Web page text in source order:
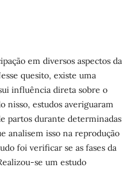
em diversos aspectos da
quesito, existe uma
influência direta sobre o
nisso, estudos averiguaram
partos durante determinadas
analisem isso na reprodução
foi verificar se as fases da
se um estudo